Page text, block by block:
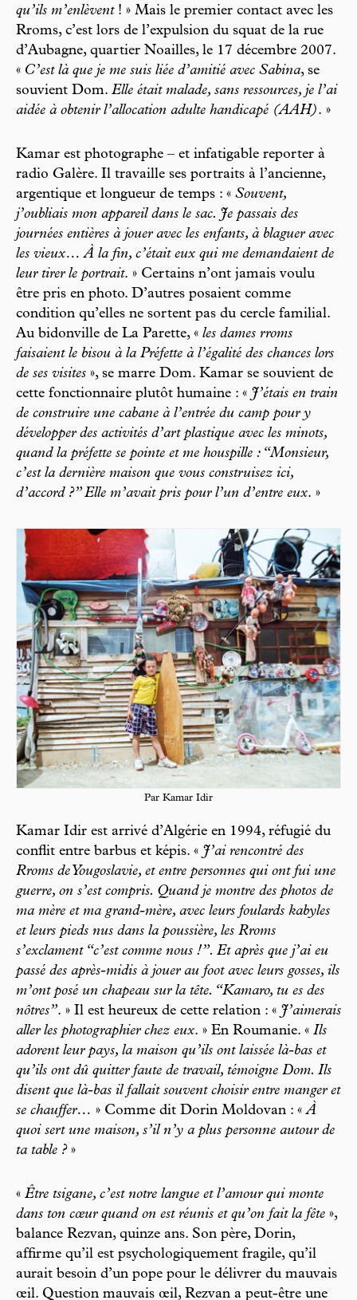
qu’ils m’enlèvent! » Mais le premier contact avec les
Rroms, c’est lors de l’expulsion du squat de la rue
d’Aubagne, quartier Noailles, le 17 décembre 2007.
« C’est là que je me suis liée d’amitié avec Sabina, se
souvient Dom. Elle était malade, sans ressources, je l’ai
aidée à obtenir l’allocation adulte handicapé (AAH). »
Kamar est photographe – et infatigable reporter à
radio Galère. Il travaille ses portraits à l’ancienne,
argentique et longueur de temps : « Souvent,
j’oubliais mon appareil dans le sac. Je passais des
journées entières à jouer avec les enfants, à blaguer avec
les vieux… À la fin, c’était eux qui me demandaient de
leur tirer le portrait. » Certains n’ont jamais voulu
être pris en photo. D’autres posaient comme
condition qu’elles ne sortent pas du cercle familial.
Au bidonville de La Parette, « les dames rroms
faisaient le bisou à la Préfette à l’égalité des chances lors
de ses visites », se marre Dom. Kamar se souvient de
cette fonctionnaire plutôt humaine : « J’étais en train
de construire une cabane à l’entrée du camp pour y
développer des activités d’art plastique avec les minots,
quand la préfette se pointe et me houspille : “Monsieur,
c’est la dernière maison que vous construisez ici,
d’accord ?” Elle m’avait pris pour l’un d’entre eux. »
Par Kamar Idir
Kamar Idir est arrivé d’Algérie en 1994, réfugié du
conflit entre barbus et képis. « J’ai rencontré des
Rroms de Yougoslavie, et entre personnes qui ont fui une
guerre, on s’est compris. Quand je montre des photos de
ma mère et ma grand-mère, avec leurs foulards kabyles
et leurs pieds nus dans la poussière, les Rroms
s’exclament “c’est comme nous !”. Et après que j’ai eu
passé des après-midis à jouer au foot avec leurs gosses, ils
m’ont posé un chapeau sur la tête. “Kamaro, tu es des
nôtres”. » Il est heureux de cette relation : « J’aimerais
aller les photographier chez eux. » En Roumanie. « Ils
adorent leur pays, la maison qu’ils ont laissée là-bas et
qu’ils ont dû quitter faute de travail, témoigne Dom. Ils
disent que là-bas il fallait souvent choisir entre manger et
se chauffer… » Comme dit Dorin Moldovan : «À
quoi sert une maison, s’il n’y a plus personne autour de
ta table ?»
« Être tsigane, c’est notre langue et l’amour qui monte
dans ton cœur quand on est réunis et qu’on fait la fête »,
balance Rezvan, quinze ans. Son père, Dorin,
affirme qu’il est psychologiquement fragile, qu’il
aurait besoin d’un pope pour le délivrer du mauvais
œil. Question mauvais œil, Rezvan a peut-être une